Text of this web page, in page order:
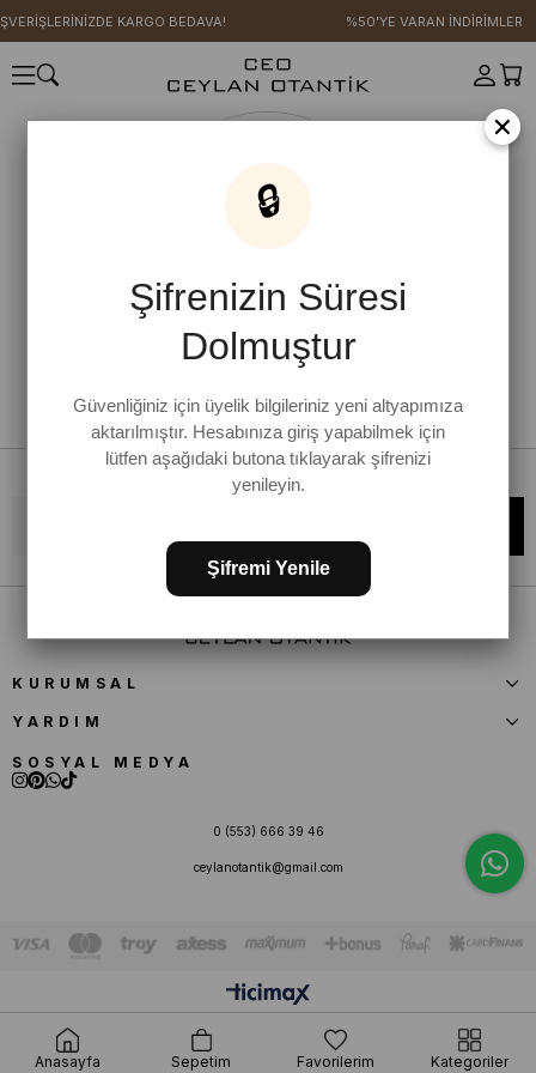
KARGO BEDAVA! %50'YE VARAN İNDİRİMLER
Bültene kaydolun, kampanya ve yenilikleri kaçırmayın!
KURUMSAL
YARDIM
SOSYAL MEDYA
0 (553) 666 39 46
ceylanotantik@gmail.com
×
🔒
Şifrenizin Süresi
Dolmuştur
Güvenliğiniz için üyelik bilgileriniz yeni altyapımıza
aktarılmıştır. Hesabınıza giriş yapabilmek için
lütfen aşağıdaki butona tıklayarak şifrenizi
yenileyin.
Şifremi Yenile
Anasayfa Sepetim Favorilerim Kategoriler